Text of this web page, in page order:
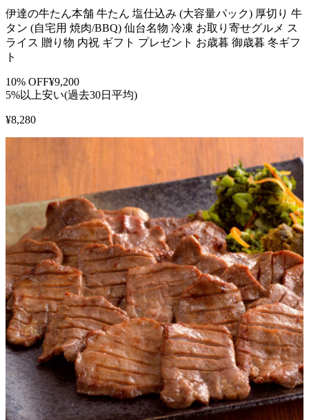
伊達の牛たん本舗 牛たん 塩仕込み (大容量パック) 厚切り 牛
タン (自宅用 焼肉/BBQ) 仙台名物 冷凍 お取り寄せグルメ ス
ライス 贈り物 内祝 ギフト プレゼント お歳暮 御歳暮 冬ギフ
ト
10% OFF¥9,200
5%以上安い(過去30日平均)
¥8,280